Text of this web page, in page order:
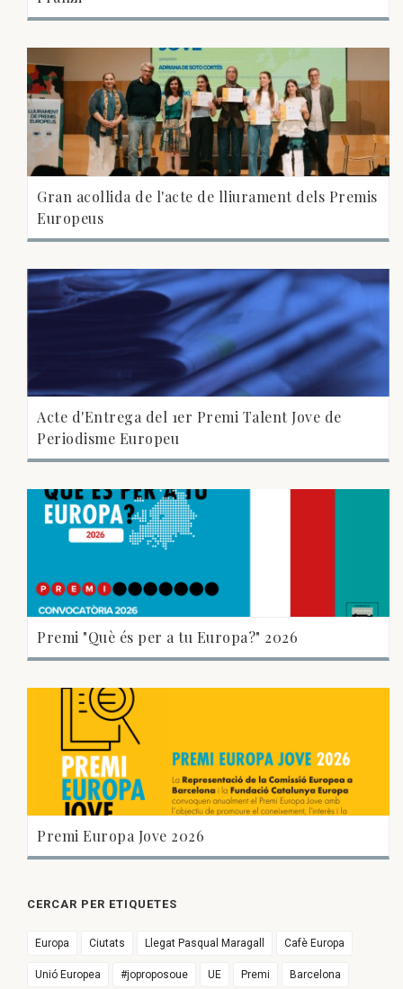
Gran acollida de l'acte de lliurament dels Premis
Europeus
Acte d'Entrega del 1er Premi Talent Jove de
Periodisme Europeu
Premi "Què és per a tu Europa?" 2026
Premi Europa Jove 2026
CERCAR PER ETIQUETES
Europa Ciutats Llegat Pasqual Maragall Cafè Europa
Unió Europea #joproposoue UE Premi Barcelona